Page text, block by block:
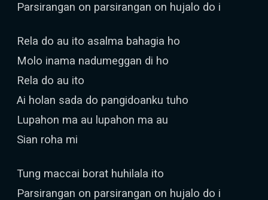
Parsirangan on parsirangan on hujalo do i
Rela do au ito asalma bahagia ho
Molo inama nadumeggan di ho
Rela do au ito
Ai holan sada do pangidoanku tuho
Lupahon ma au lupahon ma au
Sian roha mi
Tung maccai borat huhilala ito
Parsirangan on parsirangan on hujalo do i